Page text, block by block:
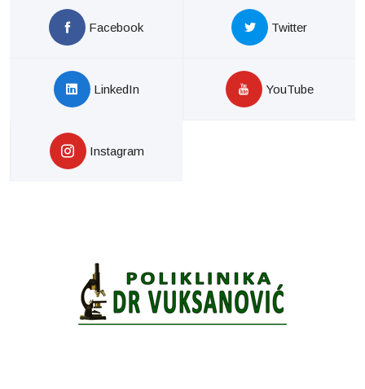
Facebook Twitter
LinkedIn YouTube
Instagram